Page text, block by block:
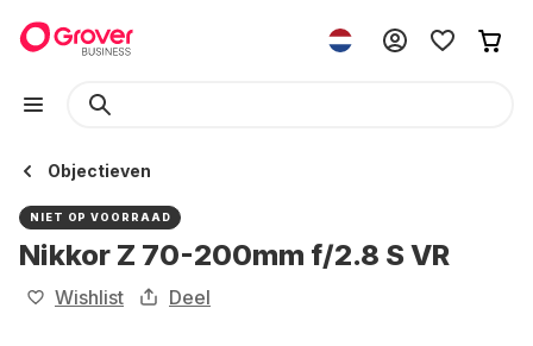
Objectieven
NIET OP VOORRAAD
Nikkor Z 70-200mm f/2.8 S VR
Wishlist Deel